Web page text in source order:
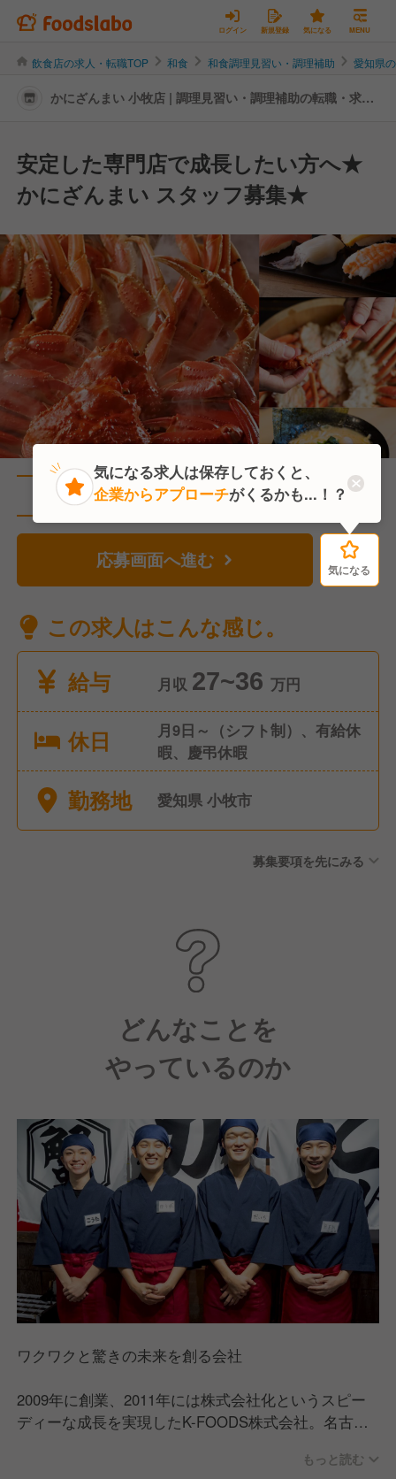
ログイン 新規登録 気になる MENU
飲食店の求人・転職TOP 和食 和食調理見習い・調理補助 愛知県
かにざんまい 小牧店 | 調理見習い・調理補助の転職・求人
安定した専門店で成長したい方へ★
かにざんまい スタッフ募集★
直近7人がこの求人を検討中
応募画面へ進む 気になる
この求人はこんな感じ。
給与
月収 27~36 万円
休日
月9日～（シフト制）、有給休
暇、慶弔休暇
勤務地 愛知県 小牧市
募集要項を先にみる
どんなことを
やっているのか
ワクワクと驚きの未来を創る会社
2009年に創業、2011年には株式会社化というスピー
ディーな成長を実現したK-FOODS株式会社。名古屋
出店を予定している急拡大企業へと成長。特に大ヒッ
もっと読む
気になる
気になる求人は保存しておくと、
企業からアプローチがくるかも...！？